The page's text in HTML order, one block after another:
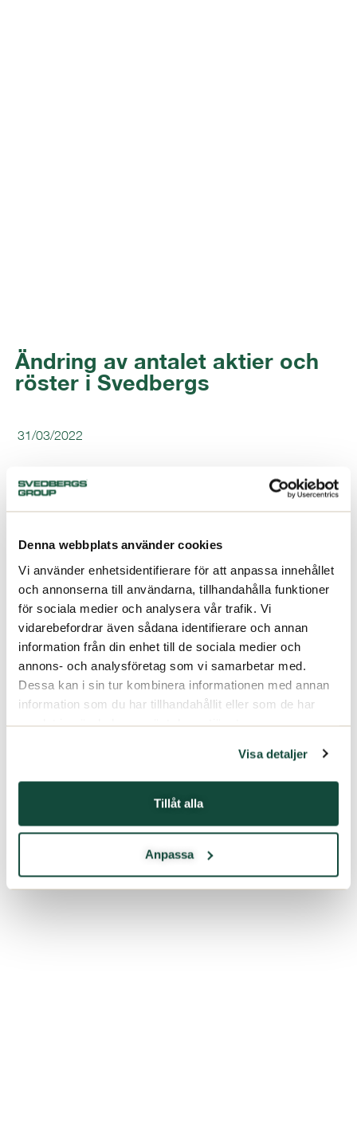
Denna webbplats använder cookies
Vi använder enhetsidentifierare för att anpassa innehållet
och annonserna till användarna, tillhandahålla funktioner
för sociala medier och analysera vår trafik. Vi
vidarebefordrar även sådana identifierare och annan
information från din enhet till de sociala medier och
annons- och analysföretag som vi samarbetar med.
Dessa kan i sin tur kombinera informationen med annan
information som du har tillhandahållit eller som de har
samlat in när du har använt deras tjänster.
Visa detaljer
Tillåt alla
Anpassa
Ändring av antalet aktier och
röster i Svedbergs
31/03/2022